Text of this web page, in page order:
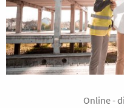
Online -